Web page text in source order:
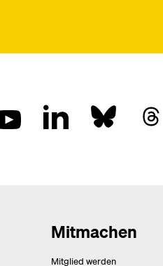
Mitmachen
Mitglied werden